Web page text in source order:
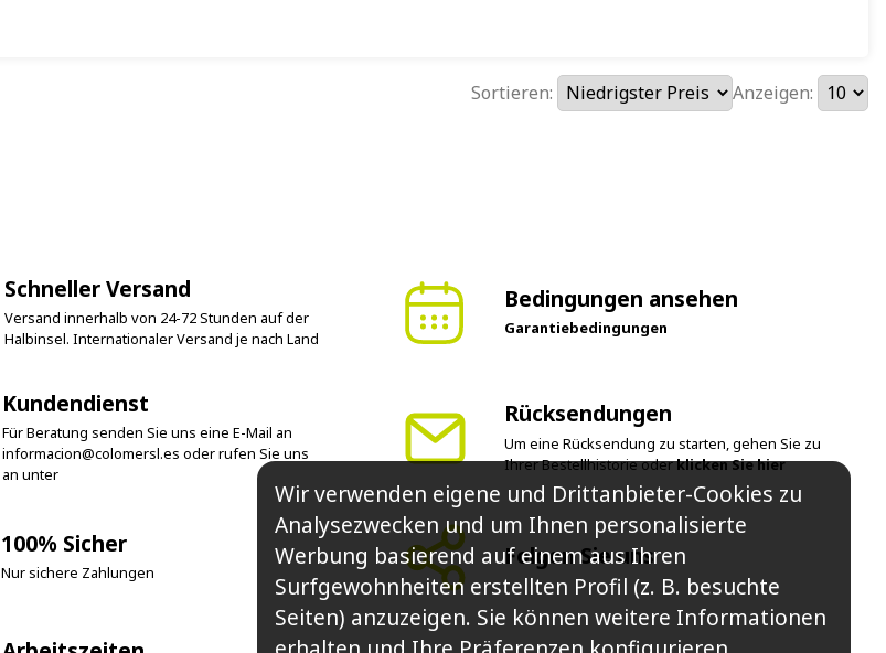
Sortieren: Anzeigen:
Schneller Versand
Versand innerhalb von 24-72 Stunden auf der
Halbinsel. Internationaler Versand je nach Land
Bedingungen ansehen
Garantiebedingungen
Kundendienst
Für Beratung senden Sie uns eine E-Mail an
informacion@colomersl.es oder rufen Sie uns
an unter
Rücksendungen
Um eine Rücksendung zu starten, gehen Sie zu
Ihrer Bestellhistorie oderklicken Sie hier
100% Sicher
Nur sichere Zahlungen
Folgen Sie uns
Wir verwenden eigene und Drittanbieter-Cookies zu
Analysezwecken und um Ihnen personalisierte
Werbung basierend auf einem aus Ihren
Surfgewohnheiten erstellten Profil (z. B. besuchte
Seiten) anzuzeigen. Sie können weitere Informationen